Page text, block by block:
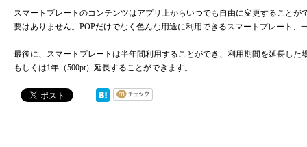
スマートプレートのコンテンツはアプリ上からいつでも自由に変更すること
要はありません。POPだけでなく色んな用途に利用できるスマートプレート、
最後に、スマートプレートは半年間利用することができ、利用期間を延長した
もしくは1年（500pt）延長することができます。